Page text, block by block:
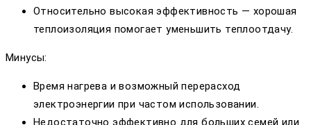
Относительно высокая эффективность — хорошая
теплоизоляция помогает уменьшить теплоотдачу.
Минусы:
Время нагрева и возможный перерасход
электроэнергии при частом использовании.
Недостаточно эффективно для больших семей или